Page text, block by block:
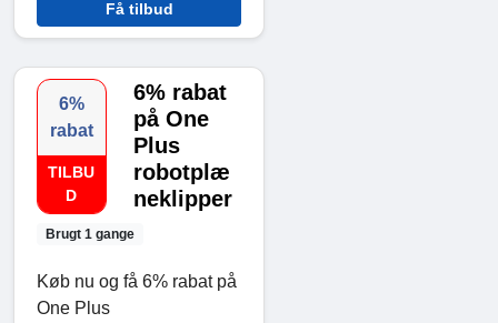
Få tilbud
6%
rabat
TILBU
D
Brugt 1 gange
6% rabat
på One
Plus
robotplæ
neklipper
Køb nu og få 6% rabat på
One Plus